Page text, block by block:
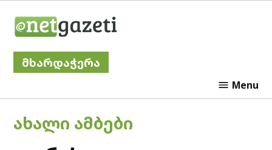
მხარდაჭერა
Menu
POSTED
ᲐᲮᲐᲚᲘ ᲐᲛᲑᲔᲑᲘ